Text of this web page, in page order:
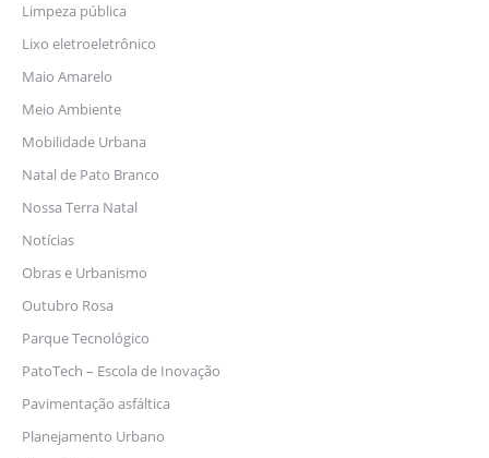
Limpeza pública
Lixo eletroeletrônico
Maio Amarelo
Meio Ambiente
Mobilidade Urbana
Natal de Pato Branco
Nossa Terra Natal
Notícias
Obras e Urbanismo
Outubro Rosa
Parque Tecnológico
PatoTech – Escola de Inovação
Pavimentação asfáltica
Planejamento Urbano